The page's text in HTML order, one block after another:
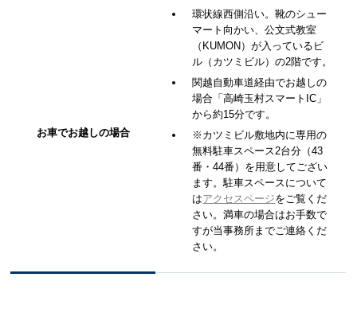
お車でお越しの場合
環状線西側沿い。靴のシュー
マート向かい、公文式教室
（KUMON）が入っているビ
ル（カツミビル）の2階です。
関越自動車道経由でお越しの
場合「高崎玉村スマートIC」
から約15分です。
※カツミビル敷地内に専用の
無料駐車スペース2台分（43
番・44番）を用意してござい
ます。駐車スペースについて
はアクセスページをご覧くだ
さい。満車の場合はお手数で
すが当事務所までご連絡くだ
さい。